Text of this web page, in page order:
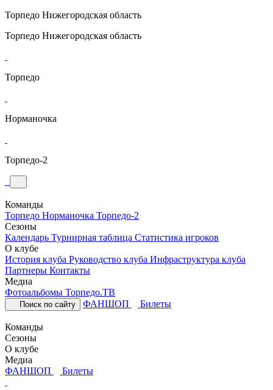
Торпедо Нижегородская область
Торпедо Нижегородская область
Торпедо
Норманочка
Торпедо-2
Команды
Торпедо Норманочка Торпедо-2
Сезоны
Календарь Турнирная таблица Статистика игроков
О клубе
История клуба Руководство клуба Инфраструктура клуба
Партнеры Контакты
Медиа
Фотоальбомы Торпедо.ТВ
Поиск по сайту ФАНШОП Билеты
Команды
Сезоны
О клубе
Медиа
ФАНШОП
Билеты